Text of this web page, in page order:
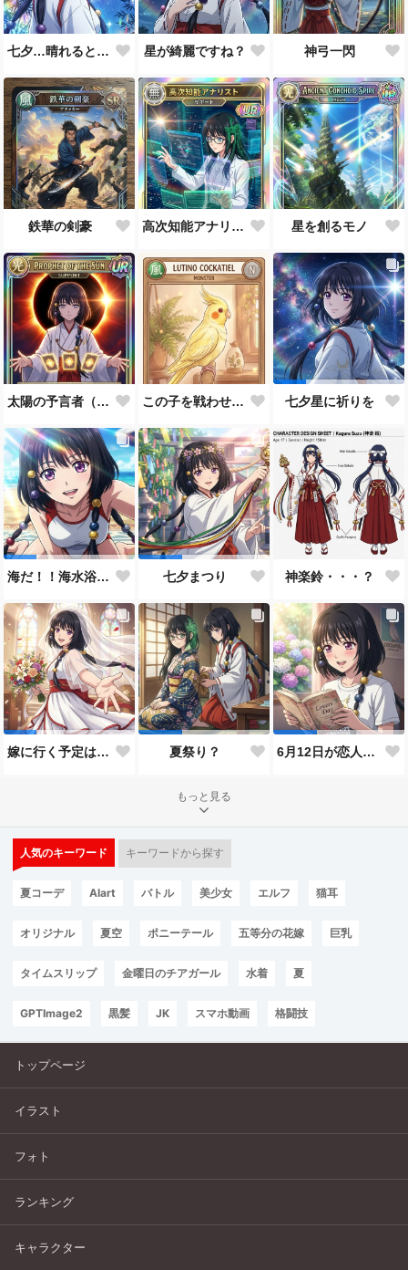
七夕…晴れると良いなぁ。 星が綺麗ですね？ 神弓一閃
鉄華の剣豪 高次知能アナリスト MEI（Mathematical Electronic Intelligenc） 星を創るモノ
太陽の予言者（プロンプト使い方あってるんだろうか？） この子を戦わせるなんて出来ません！！ 七夕星に祈りを
海だ！！海水浴だ！！ 七夕まつり 神楽鈴・・・？
嫁に行く予定は無いのだけれど！ 夏祭り？ 6月12日が恋人の日と言うので…
もっと見る
人気のキーワード キーワードから探す
夏コーデ AIart バトル 美少女 エルフ 猫耳
オリジナル 夏空 ポニーテール 五等分の花嫁 巨乳
タイムスリップ 金曜日のチアガール 水着 夏
GPTImage2 黒髪 JK スマホ動画 格闘技
トップページ
イラスト
フォト
ランキング
キャラクター